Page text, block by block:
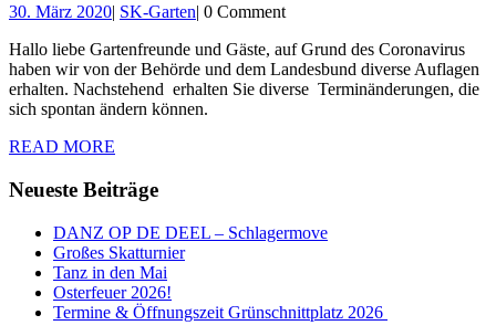
wichtige
Information
–
update
(in
30. März 202030.
2020
| SK-GartenSK-
| 0 Comment
Hallo liebe Gartenfreunde und Gäste, auf Grund des Coronavirus
haben wir von der Behörde und dem Landesbund diverse Auflagen
erhalten. Nachstehend erhalten Sie diverse Terminänderungen, die
sich spontan ändern können.
READ MORE
Neueste Beiträge
DANZ OP DE DEEL – Schlagermove
Großes Skatturnier
Tanz in den Mai
Osterfeuer 2026!
Termine & Öffnungszeit Grünschnittplatz 2026